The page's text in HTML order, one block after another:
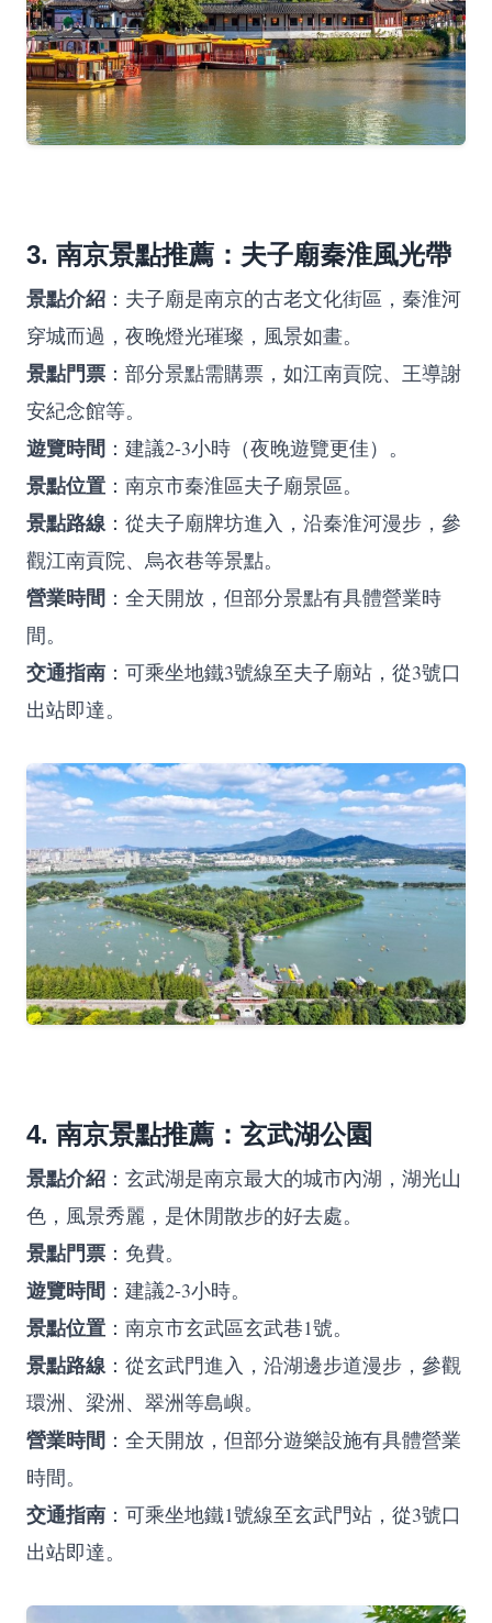
3. 南京景點推薦：夫子廟秦淮風光帶
景點介紹 ：夫子廟是南京的古老文化街區，秦淮河
穿城而過，夜晚燈光璀璨，風景如畫。
景點門票 ：部分景點需購票，如江南貢院、王導謝
安紀念館等。
遊覽時間 ：建議2-3小時（夜晚遊覽更佳）。
景點位置 ：南京市秦淮區夫子廟景區。
景點路線 ：從夫子廟牌坊進入，沿秦淮河漫步，參
觀江南貢院、烏衣巷等景點。
營業時間 ：全天開放，但部分景點有具體營業時
間。
交通指南 ：可乘坐地鐵3號線至夫子廟站，從3號口
出站即達。
4. 南京景點推薦：玄武湖公園
景點介紹 ：玄武湖是南京最大的城市內湖，湖光山
色，風景秀麗，是休閒散步的好去處。
景點門票 ：免費。
遊覽時間 ：建議2-3小時。
景點位置 ：南京市玄武區玄武巷1號。
景點路線：從玄武門進入，沿湖邊步道漫步，參觀
環洲、梁洲、翠洲等島嶼。
營業時間 ：全天開放，但部分遊樂設施有具體營業
時間。
交通指南 ：可乘坐地鐵1號線至玄武門站，從3號口
出站即達。